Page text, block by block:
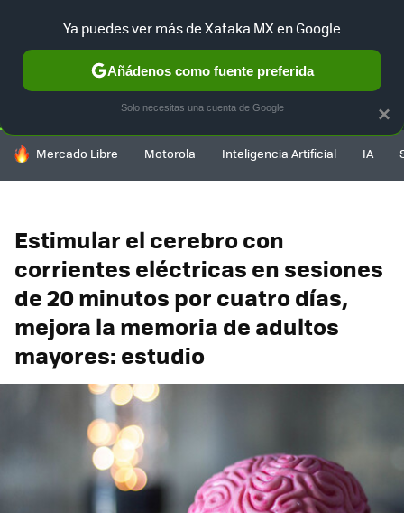
SELECCIÓN GAMING HOME AUTO TERRITORIO
HOY SE HABLA DE
Mercado Libre Motorola Inteligencia Artificial IA
Estimular el cerebro con
corrientes eléctricas en sesiones
de 20 minutos por cuatro días,
mejora la memoria de adultos
mayores: estudio
×
Ya puedes ver más de Xataka MX en Google
Añádenos como fuente preferida
Solo necesitas una cuenta de Google